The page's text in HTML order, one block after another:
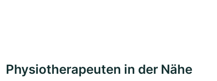
Physiotherapeuten in der Nähe